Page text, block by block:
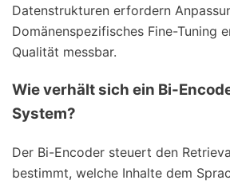
Datenstrukturen erfordern
Domänenspezifisches Fine-Tuning
Qualität messbar.
Wie verhält sich ein Bi-
System?
Der Bi-Encoder steuert den
bestimmt, welche Inhalte dem